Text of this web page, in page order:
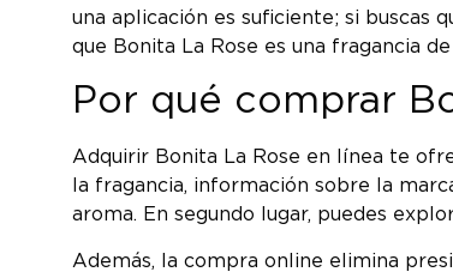
una aplicación es suficiente; si buscas
que Bonita La Rose es una fragancia
Por qué comprar
Adquirir Bonita La Rose en línea te
la fragancia, información sobre la
aroma. En segundo lugar, puedes
Además, la compra online elimina